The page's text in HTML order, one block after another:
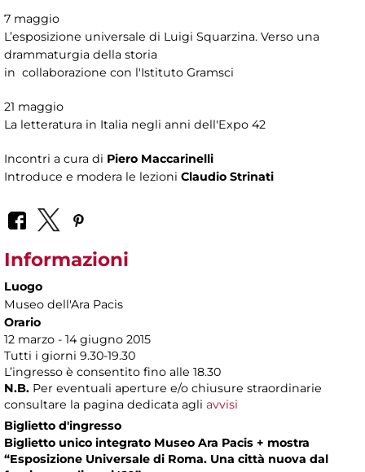
7 maggio
L’esposizione universale di Luigi Squarzina. Verso una
drammaturgia della storia
in collaborazione con l'Istituto Gramsci
21 maggio
La letteratura in Italia negli anni dell'Expo 42
Incontri a cura di Piero Maccarinelli
Introduce e modera le lezioni Claudio Strinati
Informazioni
Luogo
Museo dell'Ara Pacis
Orario
12 marzo - 14 giugno 2015
Tutti i giorni 9.30-19.30
L’ingresso è consentito fino alle 18.30
N.B. Per eventuali aperture e/o chiusure straordinarie
consultare la pagina dedicata agli avvisi
Biglietto d'ingresso
Biglietto unico integrato Museo Ara Pacis + mostra
“Esposizione Universale di Roma. Una città nuova dal